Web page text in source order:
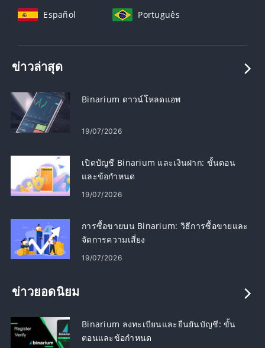
Español Português
ข่าวล่าสุด
Binarium ดาวน์โหลดแอพ
19/07/2026
เปิดบัญชี Binarium และเงินฝาก: ขั้นตอน
และข้อกำหนด
19/07/2026
การซื้อขายบน Binarium: วิธีการซื้อขายและ
จัดการความเสี่ยง
19/07/2026
ข่าวยอดนิยม
Binarium ลงทะเบียนและยืนยันบัญชี: ขั้น
ตอนและข้อกำหนด